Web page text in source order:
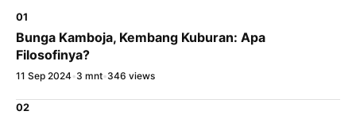
01
Bunga Kamboja, Kembang Kuburan: Apa
Filosofinya?
11 Sep 2024•3 mnt•346 views
02
X / Twitter